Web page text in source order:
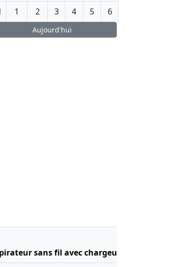
1 2 3 4 5 6
Aujourd'hui
sans fil avec chargeur